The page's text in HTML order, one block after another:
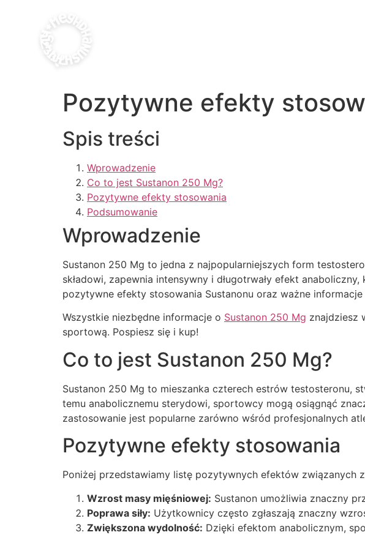
Pozytywne efekty
Spis treści
Wprowadzenie
Co to jest Sustanon 250 Mg?
Pozytywne efekty stosowania
Podsumowanie
Wprowadzenie
Sustanon 250 Mg to jedna z najpopularniejszych form
składowi, zapewnia intensywny i długotrwały efekt
pozytywne efekty stosowania Sustanonu oraz ważne
Wszystkie niezbędne informacje o Sustanon 250 Mg znajdziesz
sportową. Pospiesz się i kup!
Co to jest Sustanon 250 Mg?
Sustanon 250 Mg to mieszanka czterech estrów testosteronu,
temu anabolicznemu sterydowi, sportowcy mogą osiągnąć
zastosowanie jest popularne zarówno wśród profesjonalnych
Pozytywne efekty stosowania
Poniżej przedstawiamy listę pozytywnych efektów związanych
Wzrost masy mięśniowej: Sustanon umożliwia znaczny
Poprawa siły: Użytkownicy często zgłaszają znaczny
Zwiększona wydolność: Dzięki efektom anabolicznym,